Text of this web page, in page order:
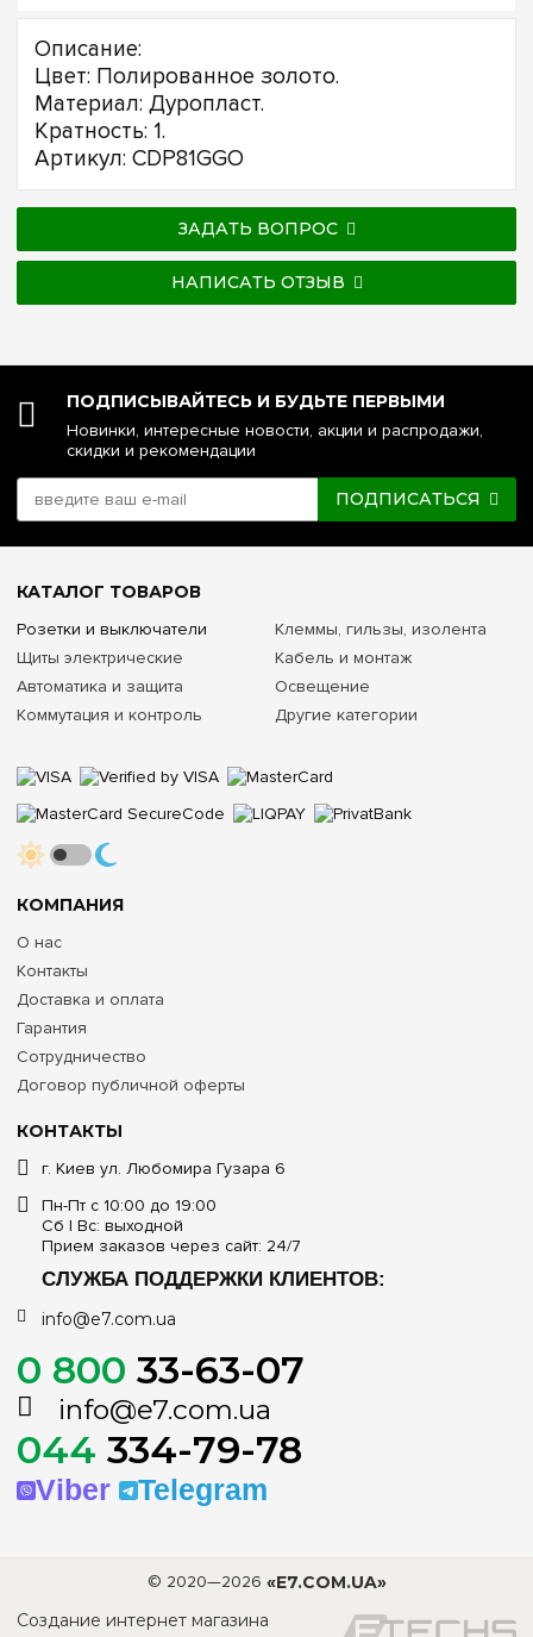
Описание:
Цвет: Полированное золото.
Материал: Дуропласт.
Кратность: 1.
Артикул: CDP81GGO
ЗАДАТЬ ВОПРОС
НАПИСАТЬ ОТЗЫВ
ПОДПИСЫВАЙТЕСЬ И БУДЬТЕ ПЕРВЫМИ
Новинки, интересные новости, акции и распродажи,
скидки и рекомендации
ПОДПИСАТЬСЯ
КОНТАКТЫ
г. Киев ул. Любомира Гузара 6
Пн-Пт с 10:00 до 19:00
Сб | Вс: выходной
Прием заказов через сайт: 24/7
СЛУЖБА ПОДДЕРЖКИ КЛИЕНТОВ:
info@e7.com.ua
0 800 33-63-07
info@e7.com.ua
044 334-79-78
Viber Telegram
КОМПАНИЯ
О нас
Контакты
Доставка и оплата
Гарантия
Сотрудничество
Договор публичной оферты
КАТАЛОГ ТОВАРОВ
Розетки и выключатели
Щиты электрические
Автоматика и защита
Коммутация и контроль
Клеммы, гильзы, изолента
Кабель и монтаж
Освещение
Другие категории
© 2020—2026 «E7.COM.UA»
Создание интернет магазина